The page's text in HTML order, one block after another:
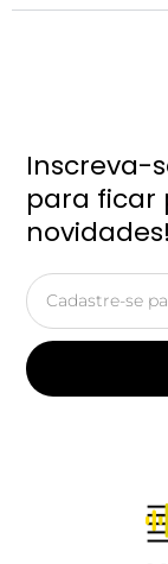
Inscreva-
para ficar
novidades!
Email